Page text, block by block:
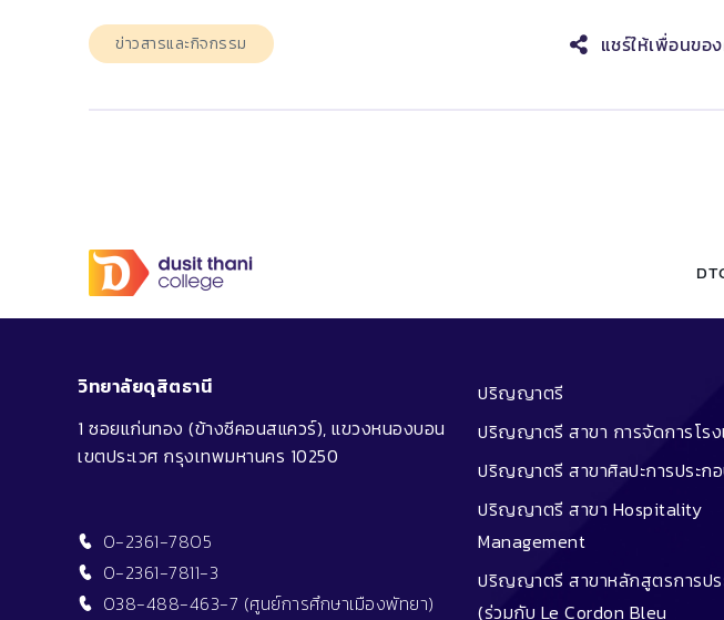
ข่าวสารและกิจกรรม แชร์ให้เพื่อนขอ
วิทยาลัยดุสิตธานี
1 ซอยแก่นทอง (ข้างซีคอนสแควร์), แขวงหนองบอน
เขตประเวศ กรุงเทพมหานคร 10250
0-2361-7805
0-2361-7811-3
038-488-463-7 (ศูนย์การศึกษาเมืองพัทยา)
ปริญญาตรี
ปริญญาตรี สาขา การจัดการโรง
ปริญญาตรี สาขาศิลปะการประกอ
ปริญญาตรี สาขา Hospitality
Management
ปริญญาตรี สาขาหลักสูตรการปร
(ร่วมกับ Le Cordon Bleu